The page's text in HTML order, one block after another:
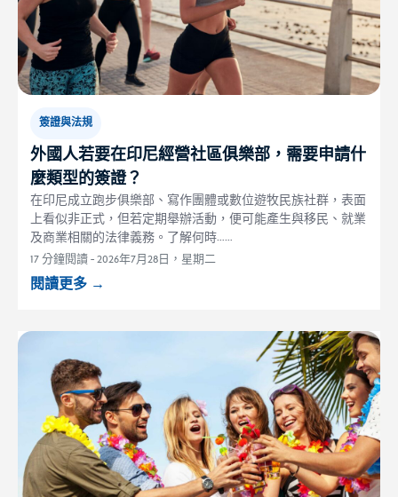
簽證與法規
外國人若要在印尼經營社區俱樂部，需要申請什
麼類型的簽證？
在印尼成立跑步俱樂部、寫作團體或數位遊牧民族社群，表面
上看似非正式，但若定期舉辦活動，便可能產生與移民、就業
及商業相關的法律義務。了解何時……
17 分鐘閱讀-2026年7月28日，星期二
閱讀更多 →